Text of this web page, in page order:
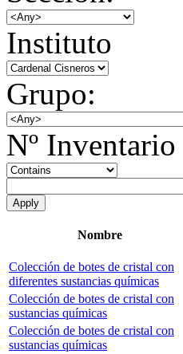
Instituto
Grupo:
Nº Inventario
Nombre
Colección de botes de cristal con
diferentes sustancias químicas
Colección de botes de cristal con
sustancias químicas
Colección de botes de cristal con
sustancias químicas